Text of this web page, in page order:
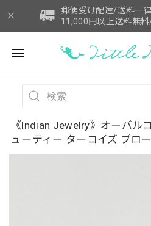
郵便受け配達/送料一
11,000円以上送料無
《Indian Jewelry》オーバル
ューティー ターコイズ ブロ